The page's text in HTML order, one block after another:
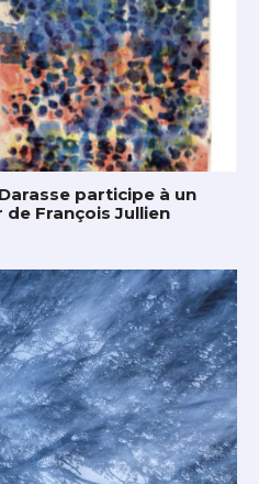
participe à un
François Jullien